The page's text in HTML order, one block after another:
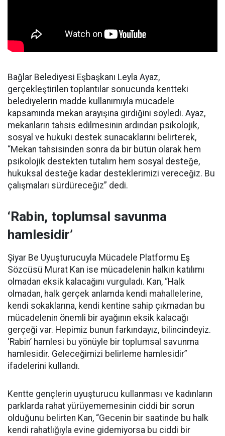
Bağlar Belediyesi Eşbaşkanı Leyla Ayaz,
gerçekleştirilen toplantılar sonucunda kentteki
belediyelerin madde kullanımıyla mücadele
kapsamında mekan arayışına girdiğini söyledi. Ayaz,
mekanların tahsis edilmesinin ardından psikolojik,
sosyal ve hukuki destek sunacaklarını belirterek,
“Mekan tahsisinden sonra da bir bütün olarak hem
psikolojik destekten tutalım hem sosyal desteğe,
hukuksal desteğe kadar desteklerimizi vereceğiz. Bu
çalışmaları sürdüreceğiz” dedi.
‘Rabin, toplumsal savunma
hamlesidir’
Şiyar Be Uyuşturucuyla Mücadele Platformu Eş
Sözcüsü Murat Kan ise mücadelenin halkın katılımı
olmadan eksik kalacağını vurguladı. Kan, “Halk
olmadan, halk gerçek anlamda kendi mahallelerine,
kendi sokaklarına, kendi kentine sahip çıkmadan bu
mücadelenin önemli bir ayağının eksik kalacağı
gerçeği var. Hepimiz bunun farkındayız, bilincindeyiz.
‘Rabin’ hamlesi bu yönüyle bir toplumsal savunma
hamlesidir. Geleceğimizi belirleme hamlesidir”
ifadelerini kullandı.
Kentte gençlerin uyuşturucu kullanması ve kadınların
parklarda rahat yürüyememesinin ciddi bir sorun
olduğunu belirten Kan, “Gecenin bir saatinde bu halk
kendi rahatlığıyla evine gidemiyorsa bu ciddi bir